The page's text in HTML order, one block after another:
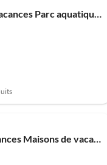
Maison de vacances Parc aquatique Heidenholz, Plau am See
Parc de vacances Maisons de vacances dans le Drewitz Nature Resort